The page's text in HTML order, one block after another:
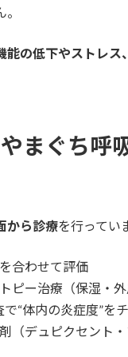
能の低下やストレス
まぐち呼
から診療を行ってい
合わせて評価
ピー治療（保湿・
“体内の炎症度”を
（デュピクセント